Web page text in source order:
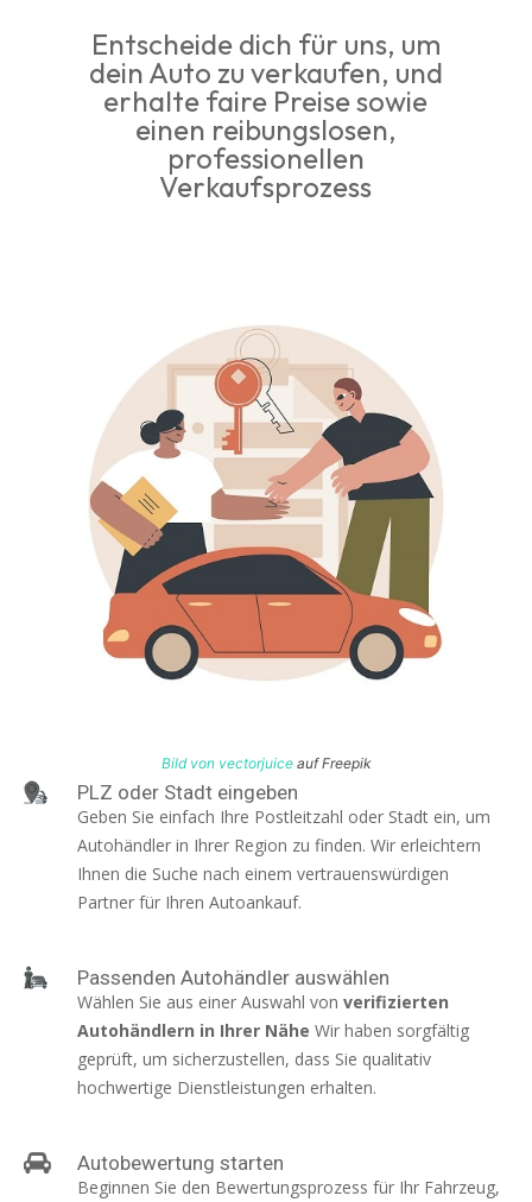
Entscheide dich für uns, um
dein Auto zu verkaufen, und
erhalte faire Preise sowie
einen reibungslosen,
professionellen
Verkaufsprozess
Bild von vectorjuiceauf Freepik
PLZ oder Stadt eingeben
Geben Sie einfach Ihre Postleitzahl oder Stadt ein, um
Autohändler in Ihrer Region zu finden. Wir erleichtern
Ihnen die Suche nach einem vertrauenswürdigen
Partner für Ihren Autoankauf.
Passenden Autohändler auswählen
Wählen Sie aus einer Auswahl von verifizierten
Autohändlern in Ihrer Nähe Wir haben sorgfältig
geprüft, um sicherzustellen, dass Sie qualitativ
hochwertige Dienstleistungen erhalten.
Autobewertung starten
Beginnen Sie den Bewertungsprozess für Ihr Fahrzeug,